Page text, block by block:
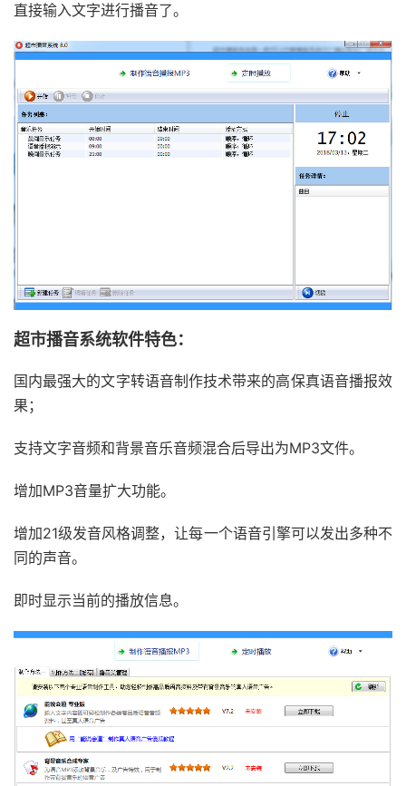
直接输入文字进行播音了。
超市播音系统软件特色：
国内最强大的文字转语音制作技术带来的高保真语音播报效
果；
支持文字音频和背景音乐音频混合后导出为MP3文件。
增加MP3音量扩大功能。
增加21级发音风格调整，让每一个语音引擎可以发出多种不
同的声音。
即时显示当前的播放信息。